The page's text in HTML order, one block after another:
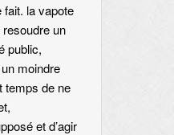
la vapote
un
public,
moindre
temps de ne
et d’agir